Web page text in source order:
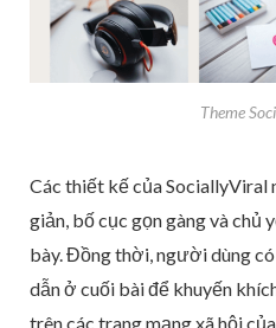
Theme
Các thiết kế của
giản, bố cục gọn gàng và chủ
bày. Đồng thời, người dùng
dẫn ở cuối bài để khuyến
trên các trang mạng xã hội